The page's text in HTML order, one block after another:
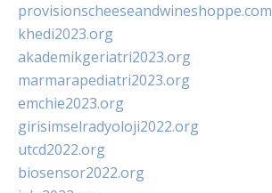
provisionscheeseandwineshoppe.com
khedi2023.org
akademikgeriatri2023.org
marmarapediatri2023.org
emchie2023.org
girisimselradyoloji2022.org
utcd2022.org
biosensor2022.org